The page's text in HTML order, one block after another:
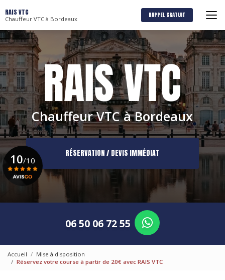
au
contenu
principal
RAIS VTC
Chauffeur VTC à Bordeaux RAPPEL GRATUIT
Chauffeur VTC à Bordeaux
RÉSERVATION / DEVIS IMMÉDIAT
06 50 06 72 55
10/10
Accueil
Mise à disposition
Réservez votre course à partir de 20€ avec RAIS VTC